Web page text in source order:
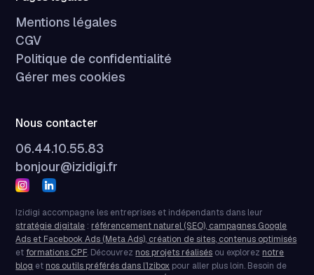
Mentions légales
CGV
Politique de confidentialité
Gérer mes cookies
Nous contacter
06.44.10.55.83
bonjour@izidigi.fr
Izidigi accompagne les entreprises et indépendants dans leur
stratégie digitale : référencement naturel (SEO), campagnes Google
Ads et Facebook Ads (Meta Ads), création de sites, contenus optimisés
et formations CPF. Découvrez nos projets réalisés ou explorez notre
blog et nos outils préférés dans l’Izibox pour aller plus loin. Besoin de